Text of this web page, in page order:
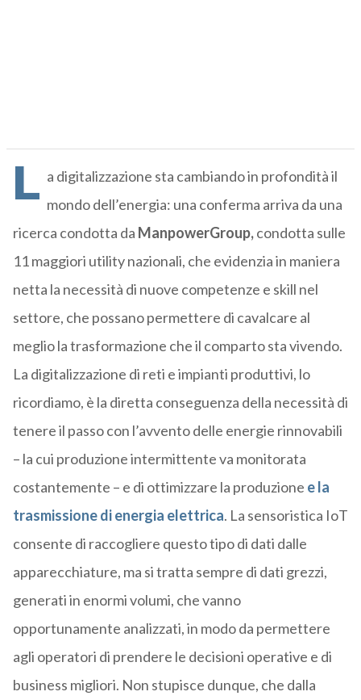
L a digitalizzazione sta cambiando in profondità il
mondo dell’energia: una conferma arriva da una
ricerca condotta da ManpowerGroup,condotta sulle
11 maggiori utility nazionali, che evidenzia in maniera
netta la necessità di nuove competenze e skill nel
settore, che possano permettere di cavalcare al
meglio la trasformazione che il comparto sta vivendo.
La digitalizzazione di reti e impianti produttivi, lo
ricordiamo, è la diretta conseguenza della necessità di
tenere il passo con l’avvento delle energie rinnovabili
– la cui produzione intermittente va monitorata
costantemente – e di ottimizzare la produzione e la
trasmissione di energia elettrica. La sensoristica IoT
consente di raccogliere questo tipo di dati dalle
apparecchiature, ma si tratta sempre di dati grezzi,
generati in enormi volumi, che vanno
opportunamente analizzati, in modo da permettere
agli operatori di prendere le decisioni operative e di
business migliori. Non stupisce dunque, che dalla